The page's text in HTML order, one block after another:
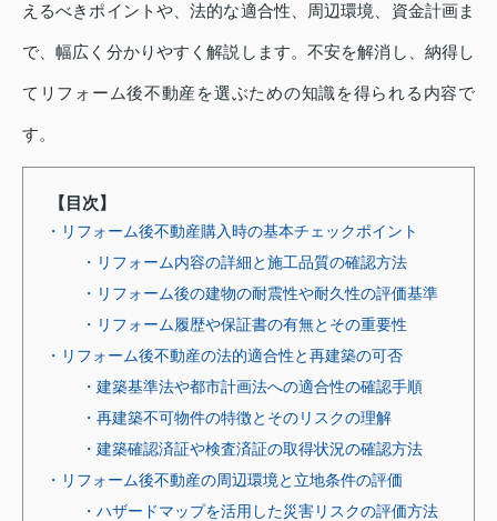
えるべきポイントや、法的な適合性、周辺環境、資金計画ま
で、幅広く分かりやすく解説します。不安を解消し、納得し
てリフォーム後不動産を選ぶための知識を得られる内容で
す。
【目次】
・リフォーム後不動産購入時の基本チェックポイント
・リフォーム内容の詳細と施工品質の確認方法
・リフォーム後の建物の耐震性や耐久性の評価基準
・リフォーム履歴や保証書の有無とその重要性
・リフォーム後不動産の法的適合性と再建築の可否
・建築基準法や都市計画法への適合性の確認手順
・再建築不可物件の特徴とそのリスクの理解
・建築確認済証や検査済証の取得状況の確認方法
・リフォーム後不動産の周辺環境と立地条件の評価
・ハザードマップを活用した災害リスクの評価方法